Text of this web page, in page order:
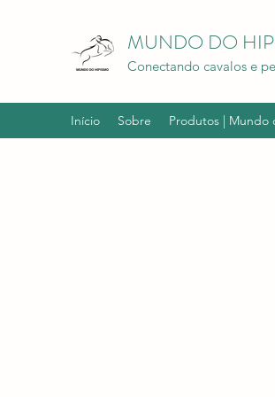
MUNDO DO
Conectando cavalos e
Início Sobre Produtos | Mundo